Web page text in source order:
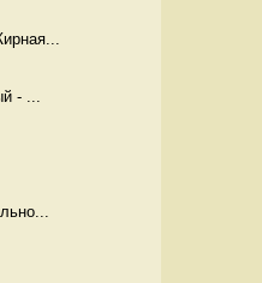
- ...